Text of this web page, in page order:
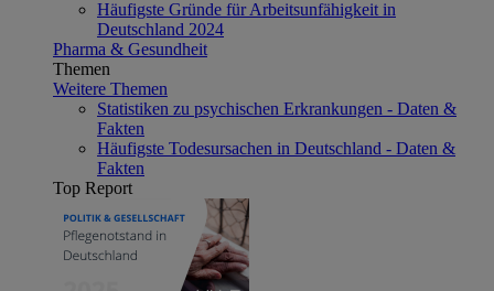
Häufigste Gründe für Arbeitsunfähigkeit in
Deutschland 2024
Pharma & Gesundheit
Themen
Weitere Themen
Statistiken zu psychischen Erkrankungen - Daten &
Fakten
Häufigste Todesursachen in Deutschland - Daten &
Fakten
Top Report